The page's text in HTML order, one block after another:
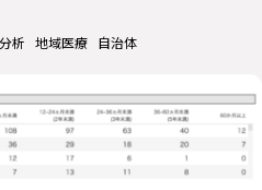
析 地域医療 自治体